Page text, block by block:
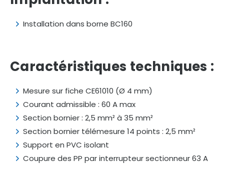
Installation dans borne BC160
Caractéristiques techniques :
Mesure sur fiche CE61010 (Ø 4 mm)
Courant admissible : 60 Amax
Section bornier : 2,5 mm² à 35 mm²
Section bornier télémesure 14 points : 2,5 mm²
Support en PVC isolant
Coupure des PP parinterrupteursectionneur63 A